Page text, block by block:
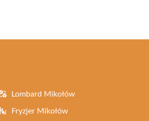
Lombard Mikołów
Fryzjer Mikołów